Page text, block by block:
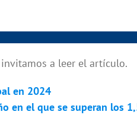
invitamos a leer el artículo.
en 2024
en el que se superan los